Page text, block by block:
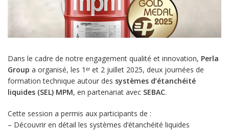
Dans le cadre de notre engagement qualité et innovation, Perla
Group a organisé, les 1ᵉʳ et 2 juillet 2025, deux journées de
formation technique autour des systèmes d’étanchéité
liquides (SEL) MPM, en partenariat avec SEBAC.
Cette session a permis aux participants de :
– Découvrir en détail les systèmes d’étanchéité liquides